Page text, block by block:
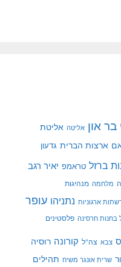
בר און אליטה אליטת
ארצות הברית גדעון
ברזל טראמפ יאיר רגב
מלחמה מנהיגות
ארגוניות נתניהו עופר
בחנות חרסינה פלסטינים
צבא צה"ל קורונה רוסיה
שרית אונגר משיח תהילים